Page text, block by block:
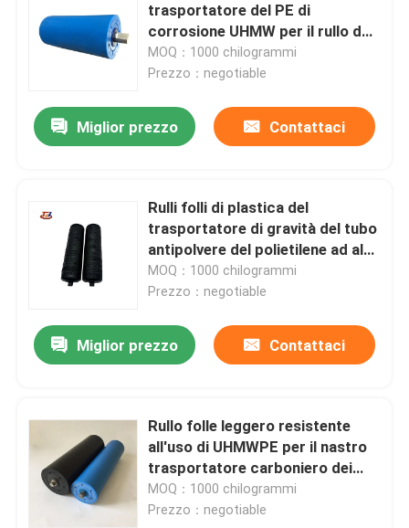
trasportatore del PE di
corrosione UHMW per il rullo del
trasportatore del trasportatore
MOQ：1000 chilogrammi
Prezzo：negotiable
Miglior prezzo Contattaci
Rulli folli di plastica del
trasportatore di gravità del tubo
antipolvere del polietilene ad alta
densità
MOQ：1000 chilogrammi
Prezzo：negotiable
Miglior prezzo Contattaci
Rullo folle leggero resistente
all'uso di UHMWPE per il nastro
trasportatore carboniero dei
porti
MOQ：1000 chilogrammi
Prezzo：negotiable